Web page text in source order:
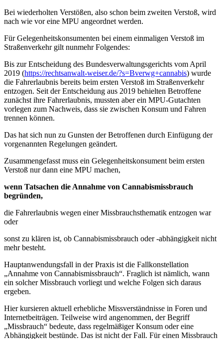
Bei wiederholten Verstößen, also schon beim zweiten Verstoß, wird
nach wie vor eine MPU angeordnet werden.
Für Gelegenheitskonsumenten bei einem einmaligen Verstoß im
Straßenverkehr gilt nunmehr Folgendes:
Bis zur Entscheidung des Bundesverwaltungsgerichts vom April
2019 (https://rechtsanwalt-weiser.de/?s=Bverwg+cannabis) wurde
die Fahrerlaubnis bereits beim ersten Verstoß im Straßenverkehr
entzogen. Seit der Entscheidung aus 2019 behielten Betroffene
zunächst ihre Fahrerlaubnis, mussten aber ein MPU-Gutachten
vorlegen zum Nachweis, dass sie zwischen Konsum und Fahren
trennen können.
Das hat sich nun zu Gunsten der Betroffenen durch Einfügung der
vorgenannten Regelungen geändert.
Zusammengefasst muss ein Gelegenheitskonsument beim ersten
Verstoß nur dann eine MPU machen,
wenn Tatsachen die Annahme von Cannabismissbrauch
begründen,
die Fahrerlaubnis wegen einer Missbrauchsthematik entzogen war
oder
sonst zu klären ist, ob Cannabismissbrauch oder -abhängigkeit nicht
mehr besteht.
Hauptanwendungsfall in der Praxis ist die Fallkonstellation
„Annahme von Cannabismissbrauch“. Fraglich ist nämlich, wann
ein solcher Missbrauch vorliegt und welche Folgen sich daraus
ergeben.
Hier kursieren aktuell erhebliche Missverständnisse in Foren und
Internetbeiträgen. Teilweise wird angenommen, der Begriff
„Missbrauch“ bedeute, dass regelmäßiger Konsum oder eine
Abhängigkeit bestünde. Das ist nicht der Fall. Für einen Missbrauch